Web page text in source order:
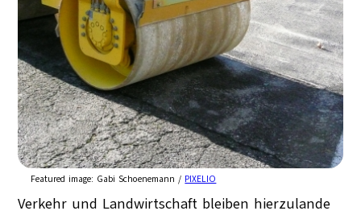
Featured image: Gabi Schoenemann / PIXELIO
Verkehr und Landwirtschaft bleiben hierzulande